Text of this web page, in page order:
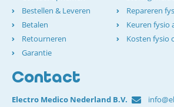
Bestellen & Leveren
Betalen
Retourneren
Garantie
Repareren
Keuren fysio
Kosten fysio
Contact
Electro Medico Nederland B.V.